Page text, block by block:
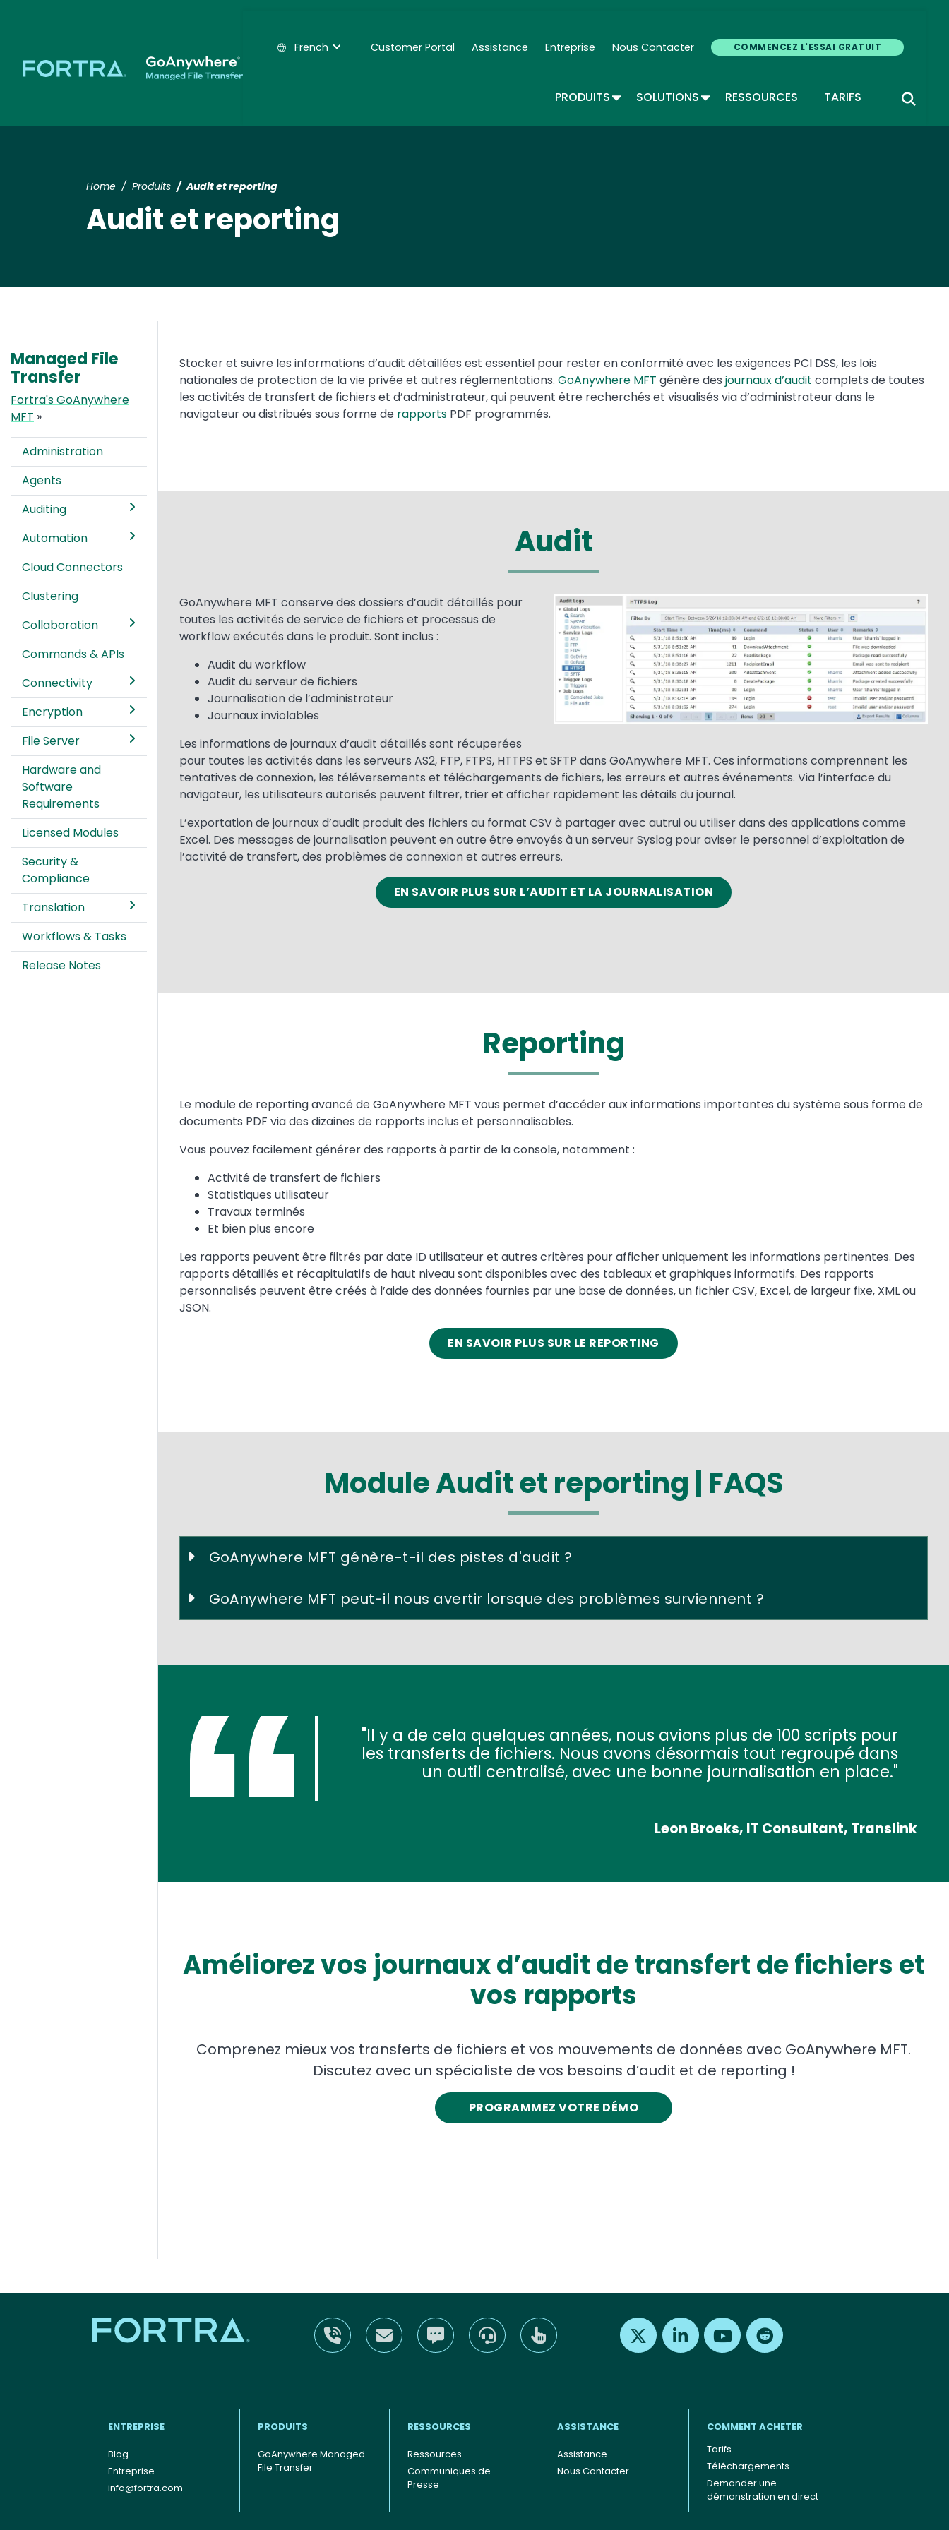
main
French Secondary Navigation - Francais
Customer Portal Assistance Entreprise Nous Contacter COMMENCEZ L'ESSAI GRATUIT
PRODUITSTOGGLE DROPDOWN
SOLUTIONSTOGGLE DROPDOWN
RESSOURCES TARIFS
Home Produits Audit et reporting
Audit et reporting
Text
Stocker et suivre les informations d’audit détaillées est essentiel pour rester en conformité avec les exigences PCI DSS, les lois
nationales de protection de la vie privée et autres réglementations. GoAnywhere MFT génère des journaux d’audit complets de toutes
les activités de transfert de fichiers et d’administrateur, qui peuvent être recherchés et visualisés via d’administrateur dans le
navigateur ou distribués sous forme de rapports PDF programmés.
Audit
Media
Image
Text
GoAnywhere MFT conserve des dossiers d’audit détaillés pour
toutes les activités de service de fichiers et processus de
workflow exécutés dans le produit. Sont inclus :
Audit du workflow
Audit du serveur de fichiers
Journalisation de l’administrateur
Journaux inviolables
Les informations de journaux d’audit détaillés sont récuperées
pour toutes les activités dans les serveurs AS2, FTP, FTPS, HTTPS et SFTP dans GoAnywhere MFT. Ces informations comprennent les
tentatives de connexion, les téléversements et téléchargements de fichiers, les erreurs et autres événements. Via l’interface du
navigateur, les utilisateurs autorisés peuvent filtrer, trier et afficher rapidement les détails du journal.
L’exportation de journaux d’audit produit des fichiers au format CSV à partager avec autrui ou utiliser dans des applications comme
Excel. Des messages de journalisation peuvent en outre être envoyés à un serveur Syslog pour aviser le personnel d’exploitation de
l’activité de transfert, des problèmes de connexion et autres erreurs.
EN SAVOIR PLUS SUR L’AUDIT ET LA JOURNALISATION
Reporting
Text
Le module de reporting avancé de GoAnywhere MFT vous permet d’accéder aux informations importantes du système sous forme de
documents PDF via des dizaines de rapports inclus et personnalisables.
Vous pouvez facilement générer des rapports à partir de la console, notamment :
Activité de transfert de fichiers
Statistiques utilisateur
Travaux terminés
Et bien plus encore
Les rapports peuvent être filtrés par date ID utilisateur et autres critères pour afficher uniquement les informations pertinentes. Des
rapports détaillés et récapitulatifs de haut niveau sont disponibles avec des tableaux et graphiques informatifs. Des rapports
personnalisés peuvent être créés à l’aide des données fournies par une base de données, un fichier CSV, Excel, de largeur fixe, XML ou
JSON.
EN SAVOIR PLUS SUR LE REPORTING
Module Audit et reporting | FAQS
GoAnywhere MFT génère-t-il des pistes d'audit ?
GoAnywhere MFT peut-il nous avertir lorsque des problèmes surviennent ?
Il y a de cela quelques années, nous avions plus de 100 scripts pour
les transferts de fichiers. Nous avons désormais tout regroupé dans
un outil centralisé, avec une bonne journalisation en place.
Leon Broeks, IT Consultant, Translink
Améliorez vos journaux d’audit de transfert de fichiers et
vos rapports
Comprenez mieux vos transferts de fichiers et vos mouvements de données avec GoAnywhere MFT.
Discutez avec un spécialiste de vos besoins d’audit et de reporting !
PROGRAMMEZ VOTRE DÉMO
Managed File
Transfer
Fortra's GoAnywhere
MFT »
Administration
Agents
Auditing
Automation
Cloud Connectors
Clustering
Collaboration
Commands & APIs
Connectivity
Encryption
File Server
Hardware and
Software
Requirements
Licensed Modules
Security &
Compliance
Translation
Workflows & Tasks
Release Notes
Find us on X Find us on LinkedInFind us on Youtube
Footer - Francais
ENTREPRISE
Blog
Entreprise
info@fortra.com
PRODUITS
GoAnywhere Managed
File Transfer
RESSOURCES
Ressources
Communiques de
Presse
ASSISTANCE
Assistance
Nous Contacter
COMMENT ACHETER
Tarifs
Téléchargements
Demander une
démonstration en direct